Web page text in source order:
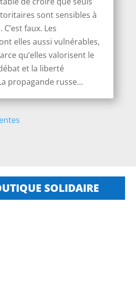
sont sensibles à
faux. Les
elles aussi vulnérables,
qu’elles valorisent le
et la liberté
propagande russe...
SOLIDAIRE